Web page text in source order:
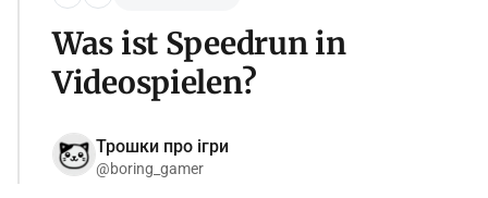
Was ist Speedrun in
Videospielen?
Трошки про ігри
@boring_gamer